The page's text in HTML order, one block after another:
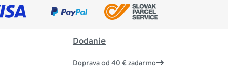
Dodanie
Doprava od 40 € zadarmo